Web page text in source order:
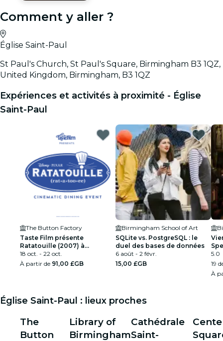
Comment y aller ?
Église Saint-Paul
St Paul's Church, St Paul's Square, Birmingham B3 1QZ,
United Kingdom, Birmingham, B3 1QZ
Expériences et activités à proximité - Église
Saint-Paul
The Button Factory
Taste Film présente
Ratatouille (2007) à
Birmingham!
18 oct. - 22 oct.
À partir de 91,00 £GB
Birmingham School of Art
SQLite vs. PostgreSQL : le
duel des bases de données
6 août - 2 févr.
15,00 £GB
5.0
19
À
Église Saint-Paul : lieux proches
The
Button
Library of
Birmingham
Cathédrale
Saint-